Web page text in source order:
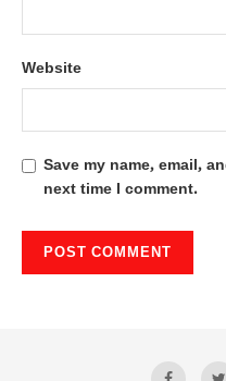
Website
Save my name, email,
next time I comment.